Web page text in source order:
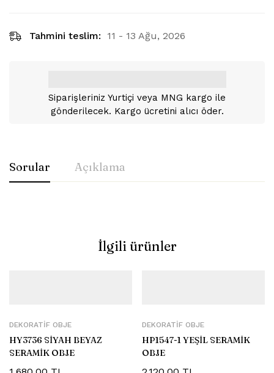
Tahmini teslim: 11 - 13 Ağu, 2026
Siparişleriniz Yurtiçi veya MNG kargo ile
gönderilecek. Kargo ücretini alıcı öder.
Sorular Açıklama
İlgili ürünler
DEKORATIF OBJE
HY3736 SİYAH BEYAZ
SERAMİK OBJE
DEKORATIF OBJE
HP1547-1 YEŞİL SERAMİK
OBJE